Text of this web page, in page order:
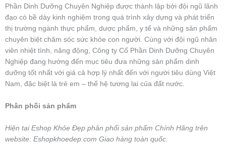
Phần Dinh Dưỡng Chuyên Nghiệp được thành lập bởi đội ngũ lãnh
đạo có bề dày kinh nghiệm trong quá trình xây dựng và phát triển
thị trường ngành thực phẩm, dược phẩm, y tế và những sản phẩm
chuyên biệt chăm sóc sức khỏe con người. Cùng với đội ngũ nhân
viên nhiệt tình, năng động, Công ty Cổ Phần Dinh Dưỡng Chuyên
Nghiệp đang hướng đến mục tiêu đưa những sản phẩm dinh
dưỡng tốt nhất với giá cả hợp lý nhất đến với người tiêu dùng Việt
Nam, đặc biệt là trẻ em – thế hệ tương lai của đất nước.
Phân phối sản phẩm
Hiện tại Eshop Khỏe Đẹp phân phối sản phẩm Chính Hãng trên
website: Eshopkhoedep.com Giao hàng toàn quốc.